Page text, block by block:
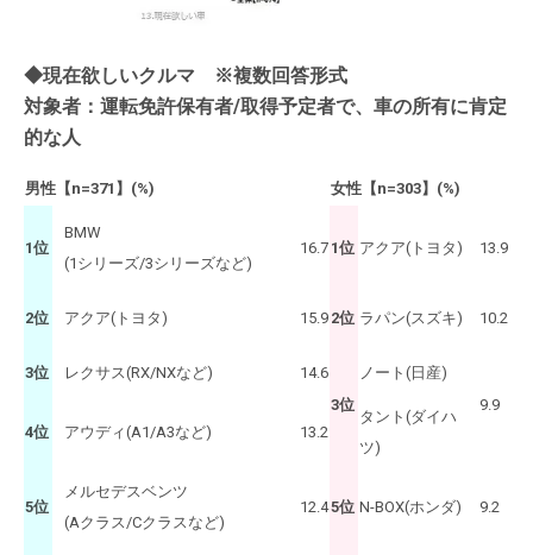
◆現在欲しいクルマ ※複数回答形式
対象者：運転免許保有者/取得予定者で、車の所有に肯定
的な人
男性【n=371】(%) 女性【n=303】(%)
1位
BMW
(1シリーズ/3シリーズなど)
16.7 1位 アクア(トヨタ) 13.9
2位 アクア(トヨタ) 15.9 2位 ラパン(スズキ) 10.2
3位 レクサス(RX/NXなど)
14.6
3位
ノート(日産)
9.9
4位
アウディ(A1/A3など) 13.2
タント(ダイハ
ツ)
5位
メルセデスベンツ
(Aクラス/Cクラスなど)
12.45位 N-BOX(ホンダ) 9.2